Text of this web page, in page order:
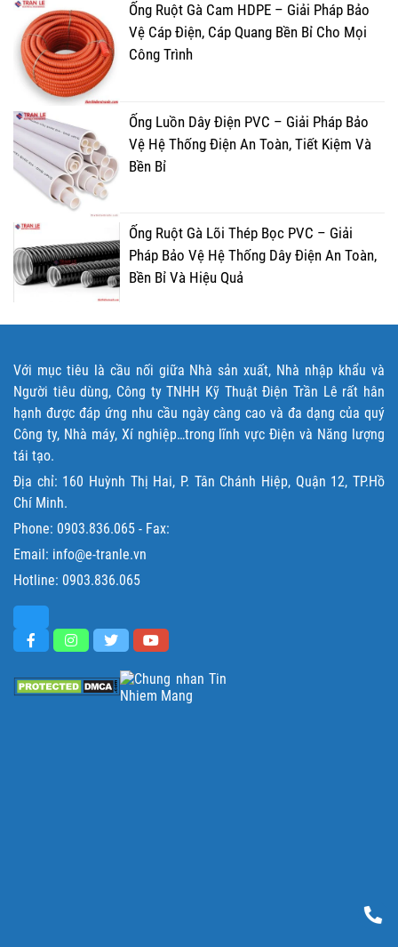
Ống Ruột Gà Cam HDPE – Giải Pháp Bảo
Vệ Cáp Điện, Cáp Quang Bền Bỉ Cho Mọi
Công Trình
Ống Luồn Dây Điện PVC – Giải Pháp Bảo
Vệ Hệ Thống Điện An Toàn, Tiết Kiệm Và
Bền Bỉ
Ống Ruột Gà Lõi Thép Bọc PVC – Giải
Pháp Bảo Vệ Hệ Thống Dây Điện An Toàn,
Bền Bỉ Và Hiệu Quả
Với mục tiêu là cầu nối giữa Nhà sản xuất, Nhà nhập khẩu và
Người tiêu dùng, Công ty TNHH Kỹ Thuật Điện Trần Lê rất hân
hạnh được đáp ứng nhu cầu ngày càng cao và đa dạng của quý
Công ty, Nhà máy, Xí nghiệp…trong lĩnh vực Điện và Năng lượng
tái tạo.
Địa chỉ: 160 Huỳnh Thị Hai, P. Tân Chánh Hiệp, Quận 12, TP.Hồ
Chí Minh.
Phone: 0903.836.065 - Fax:
Email: info@e-tranle.vn
Hotline: 0903.836.065